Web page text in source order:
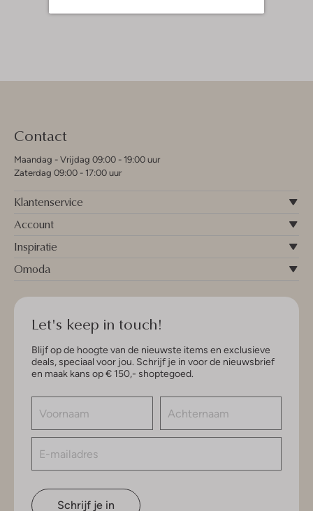
Contact
Maandag - Vrijdag 09:00 - 19:00 uur
Zaterdag 09:00 - 17:00 uur
Klantenservice
Account
Inspiratie
Omoda
Let's keep in touch!
Blijf op de hoogte van de nieuwste items en exclusieve
deals, speciaal voor jou. Schrijf je in voor de nieuwsbrief
en maak kans op € 150,- shoptegoed.
Schrijf je in